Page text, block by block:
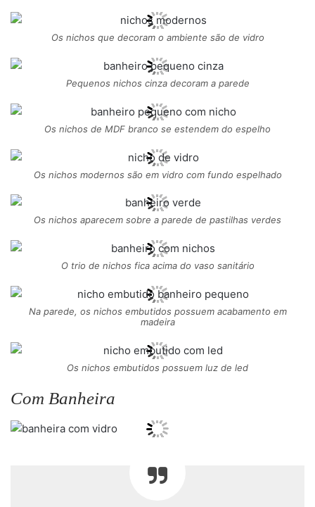
Os nichos que decoram o ambiente são de vidro
Pequenos nichos cinza decoram a parede
Os nichos de MDF branco se estendem do espelho
Os nichos modernos são em vidro com fundo espelhado
Os nichos aparecem sobre a parede de pastilhas verdes
O trio de nichos fica acima do vaso sanitário
Na parede, os nichos embutidos possuem acabamento em
madeira
Os nichos embutidos possuem luz de led
Com Banheira